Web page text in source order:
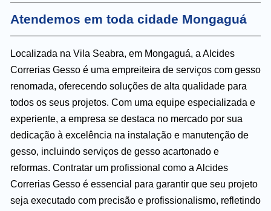
Atendemos em toda cidade Mongaguá
Localizada na Vila Seabra, em Mongaguá, a Alcides
Correrias Gesso é uma empreiteira de serviços com gesso
renomada, oferecendo soluções de alta qualidade para
todos os seus projetos. Com uma equipe especializada e
experiente, a empresa se destaca no mercado por sua
dedicação à excelência na instalação e manutenção de
gesso, incluindo serviços de gesso acartonado e
reformas. Contratar um profissional como a Alcides
Correrias Gesso é essencial para garantir que seu projeto
seja executado com precisão e profissionalismo, refletindo